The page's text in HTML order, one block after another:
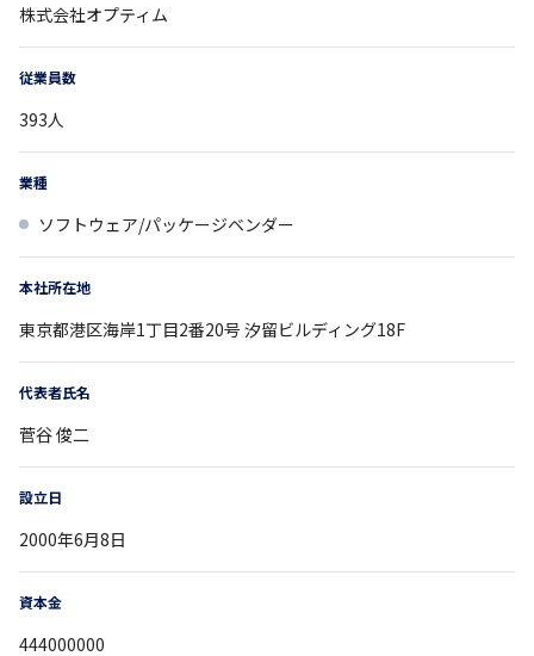
株式会社オプティム
従業員数
393人
業種
ソフトウェア/パッケージベンダー
本社所在地
東京都港区海岸1丁目2番20号 汐留ビルディング18F
代表者氏名
菅谷 俊二
設立日
2000年6月8日
資本金
444000000